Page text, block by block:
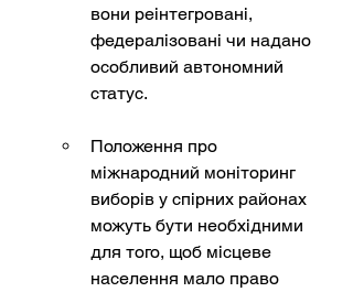
вони реінтегровані,
федералізовані чи надано
особливий автономний
статус.
Положення про
міжнародний моніторинг
виборів у спірних районах
можуть бути необхідними
для того, щоб місцеве
населення мало право